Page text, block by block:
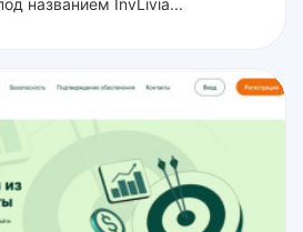
названием InvLivia...